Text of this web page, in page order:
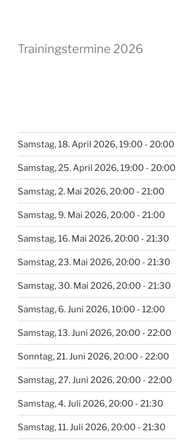
Trainingstermine 2026
Samstag, 18. April 2026, 19:00 - 20:00
Samstag, 25. April 2026, 19:00 - 20:00
Samstag, 2. Mai 2026, 20:00 - 21:00
Samstag, 9. Mai 2026, 20:00 - 21:00
Samstag, 16. Mai 2026, 20:00 - 21:30
Samstag, 23. Mai 2026, 20:00 - 21:30
Samstag, 30. Mai 2026, 20:00 - 21:30
Samstag, 6. Juni 2026, 10:00 - 12:00
Samstag, 13. Juni 2026, 20:00 - 22:00
Sonntag, 21. Juni 2026, 20:00 - 22:00
Samstag, 27. Juni 2026, 20:00 - 22:00
Samstag, 4. Juli 2026, 20:00 - 21:30
Samstag, 11. Juli 2026, 20:00 - 21:30